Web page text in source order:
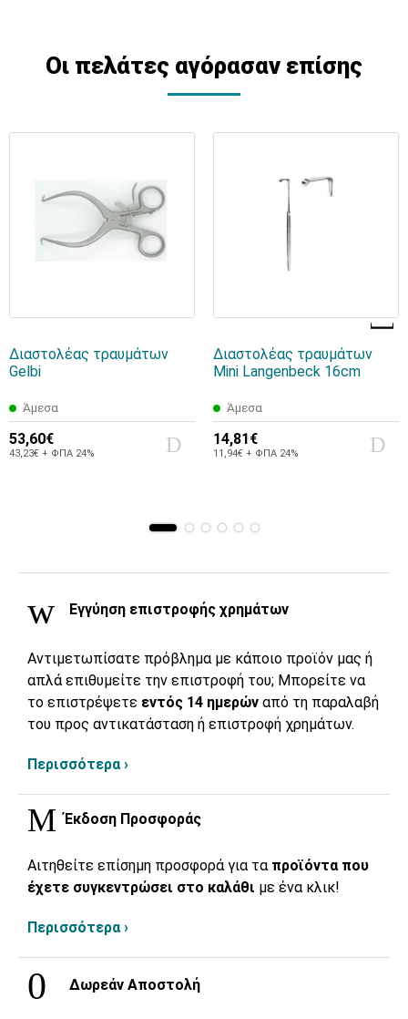
Οι πελάτες αγόρασαν επίσης
Διαστολέας τραυμάτων
Gelbi
Άμεσα
53,60€
43,23€ + ΦΠΑ 24%
Διαστολέας τραυμάτων
Μini Langenbeck 16cm
Άμεσα
14,81€
11,94€ + ΦΠΑ 24%
Εγγύηση επιστροφής χρημάτων
Αντιμετωπίσατε πρόβλημα με κάποιο προϊόν μας ή
απλά επιθυμείτε την επιστροφή του; Μπορείτε να
το επιστρέψετε εντός 14 ημερών από τη παραλαβή
του προς αντικατάσταση ή επιστροφή χρημάτων.
Περισσότερα ›
Έκδοση Προσφοράς
Αιτηθείτε επίσημη προσφορά για τα προϊόντα που
έχετε συγκεντρώσει στο καλάθι με ένα κλικ!
Περισσότερα ›
Δωρεάν Αποστολή